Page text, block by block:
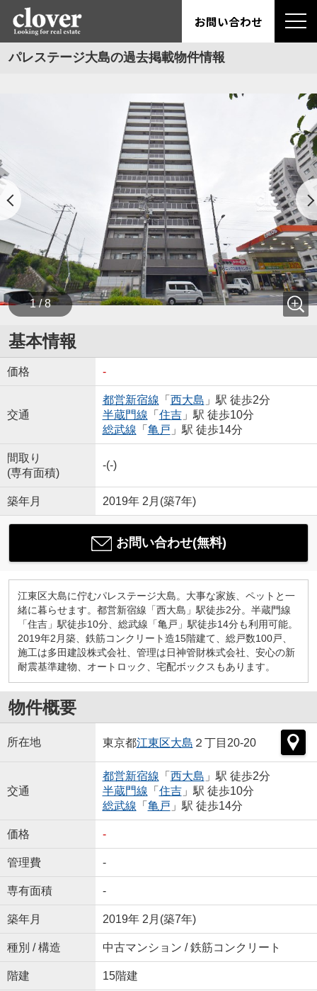
お問い合わせ
パレステージ大島の過去掲載物件情報
1 / 8
基本情報
価格 -
交通
都営新宿線 「 西大島 」駅 徒歩2分
半蔵門線 「 住吉」駅 徒歩10分
総武線 「 亀戸 」駅 徒歩14分
間取り
(専有面積)
-(-)
築年月 2019年 2月(築7年)
お問い合わせ(無料)
江東区大島に佇むパレステージ大島。大事な家族、ペットと一
緒に暮らせます。都営新宿線「西大島」駅徒歩2分。半蔵門線
「住吉」駅徒歩10分、総武線「亀戸」駅徒歩14分も利用可能。
2019年2月築、鉄筋コンクリート造15階建て、総戸数100戸、
施工は多田建設株式会社、管理は日神管財株式会社、安心の新
耐震基準建物、オートロック、宅配ボックスもあります。
物件概要
所在地 東京都江東区大島 ２丁目20-20
交通
都営新宿線 「 西大島 」駅 徒歩2分
半蔵門線 「 住吉」駅 徒歩10分
総武線 「 亀戸 」駅 徒歩14分
価格 -
管理費 -
専有面積 -
築年月 2019年 2月(築7年)
種別 / 構造 中古マンション / 鉄筋コンクリート
階建 15階建